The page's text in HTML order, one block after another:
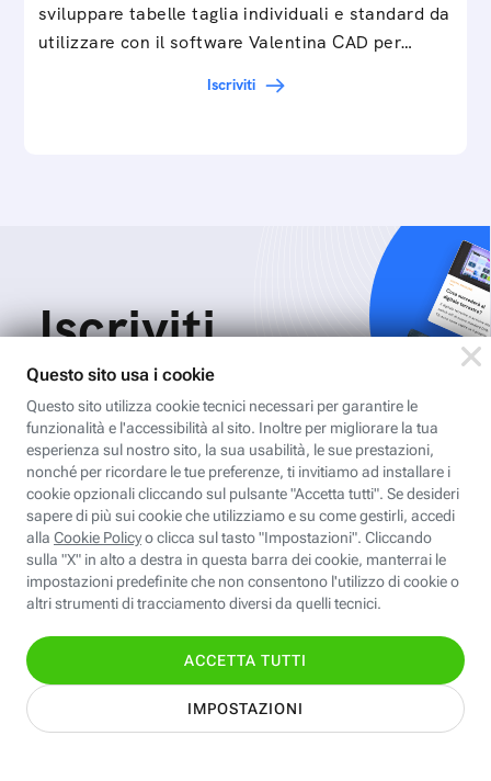
sviluppare tabelle taglia individuali e standard da
utilizzare con il software Valentina CAD per…
Iscriviti
Iscriviti
all'area
personale
Per ricevere Newsletter, scaricare eBook,
creare playlist vocali e accedere ai corsi
della Fastweb Digital Academy a te
dedicati.